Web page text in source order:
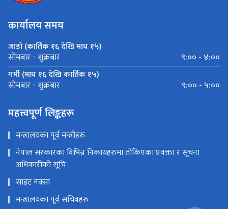
कार्यालय समय
जाडो (कार्तिक १६ देखि माघ १५)
सोमबार - शुक्रबार
९:०० - ४:००
गर्मी (माघ १६ देखि कार्तिक १५)
सोमबार - शुक्रबार ९:०० - ५:००
महत्त्वपूर्ण लिङ्कहरू
मन्त्रालयका पूर्व मन्त्रीहरु
नेपाल सरकारका विभिन्न निकायहरुमा तोकिएका प्रवक्ता र सूचना
अधिकारीको सूचि
साइट नक्सा
मन्त्रालयका पूर्व सचिवहरु